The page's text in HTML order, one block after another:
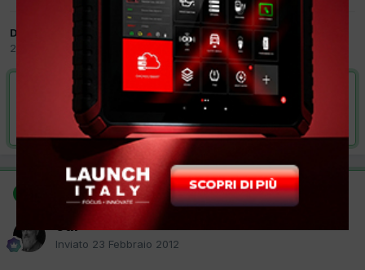
Da cdr
23 Febbraio 2012
VAI ALLA SOLUZIONE
Risolta da cdr,23 Febbraio 2012
SOLUZIONE
Inviato 23 Febbraio 2012